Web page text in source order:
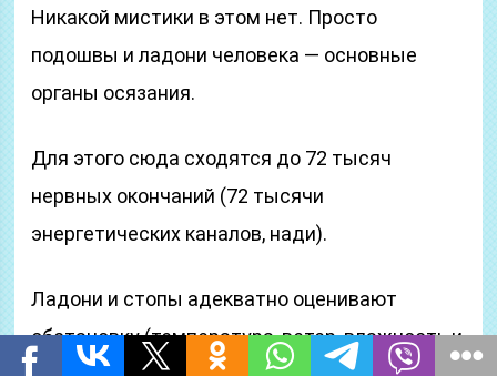
Никакой мистики в этом нет. Просто
подошвы и ладони человека — основные
органы осязания.
Для этого сюда сходятся до 72 тысяч
нервных окончаний (72 тысячи
энергетических каналов, нади).
Ладони и стопы адекватно оценивают
обстановку (температура, ветер, влажность и